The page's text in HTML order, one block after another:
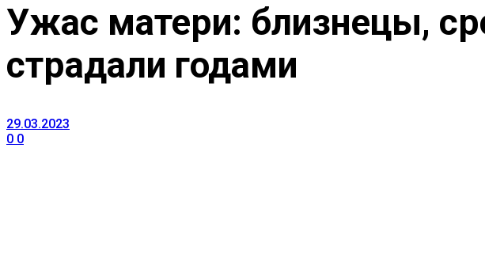
Ужас матери: близнецы,
страдали годами
29.03.2023
0 0